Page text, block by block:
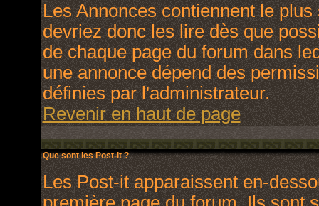
Les Annonces contiennent le
devriez donc les lire dès que
de chaque page du forum dans
une annonce dépend des
définies par l'administrateur.
Revenir en haut de page
Que sont les Post-it ?
Les Post-it apparaissent en-